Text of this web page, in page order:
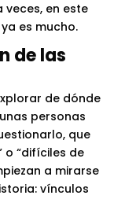
veces, en este
es mucho.
de las
de dónde
personas
que
o “difíciles de
a mirarse
vínculos